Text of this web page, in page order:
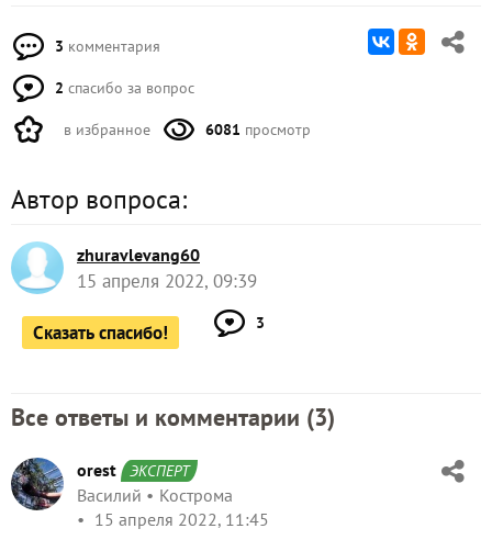
3 комментария
2 спасибо за вопрос
в избранное 6081 просмотр
Автор вопроса:
zhuravlevang60
15 апреля 2022, 09:39
Сказать спасибо! 3
Все ответы и комментарии (3)
orest ЭКСПЕРТ
Василий
Кострома
15 апреля 2022, 11:45